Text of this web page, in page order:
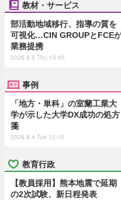
教材・サービス
部活動地域移行、指導の質を
可視化…CIN GROUPとFCE
業務提携
2026.8.6 Thu 15:45
事例
「地方・単科」の室蘭工業大
学が示した大学DX成功の処方
箋
2026.8.4 Tue 12:15
教育行政
【教員採用】熊本地震で延期
の2次試験、新日程発表